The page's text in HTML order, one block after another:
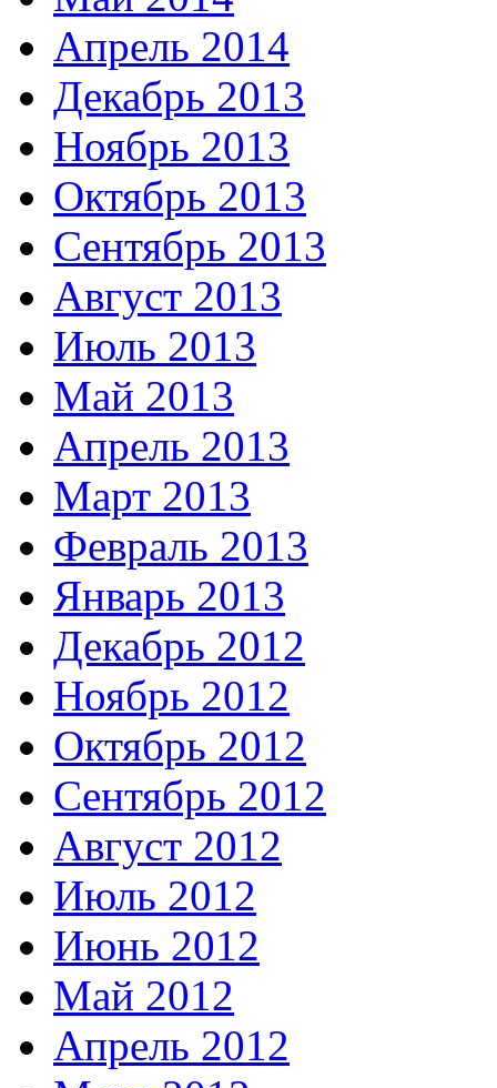
Апрель 2014
Декабрь 2013
Ноябрь 2013
Октябрь 2013
Сентябрь 2013
Август 2013
Июль 2013
Май 2013
Апрель 2013
Март 2013
Февраль 2013
Январь 2013
Декабрь 2012
Ноябрь 2012
Октябрь 2012
Сентябрь 2012
Август 2012
Июль 2012
Июнь 2012
Май 2012
Апрель 2012